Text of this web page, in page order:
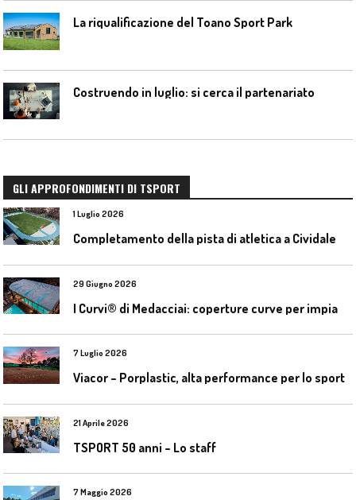
La riqualificazione del Toano Sport Park
Costruendo in luglio: si cerca il partenariato
GLI APPROFONDIMENTI DI TSPORT
1 Luglio 2026
29 Giugno 2026
7 Luglio 2026
Viacor – Porplastic, alta performance per lo sport
21 Aprile 2026
TSPORT 50 anni – Lo staff
7 Maggio 2026